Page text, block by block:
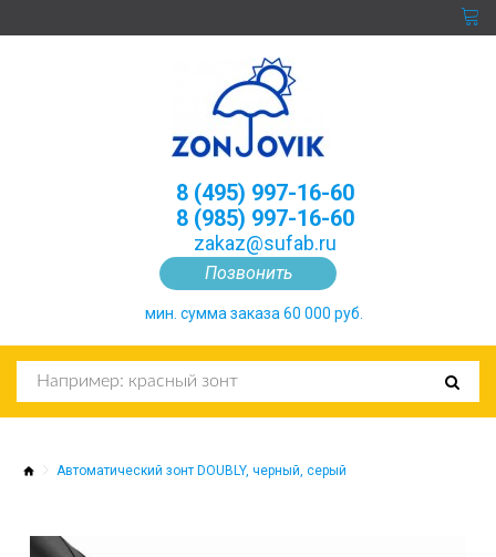
Позвонить
8 (495) 997-16-60
8 (985) 997-16-60
zakaz@sufab.ru
мин. сумма заказа 60 000 руб.
Автоматический зонт DOUBLY, черный, серый